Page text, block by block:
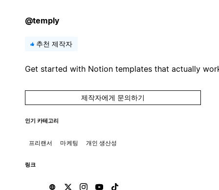
@temply
추천 제작자
Get started with Notion templates that actually
제작자에게 문의하기
인기 카테고리
프리랜서 마케팅 개인 생산성
링크